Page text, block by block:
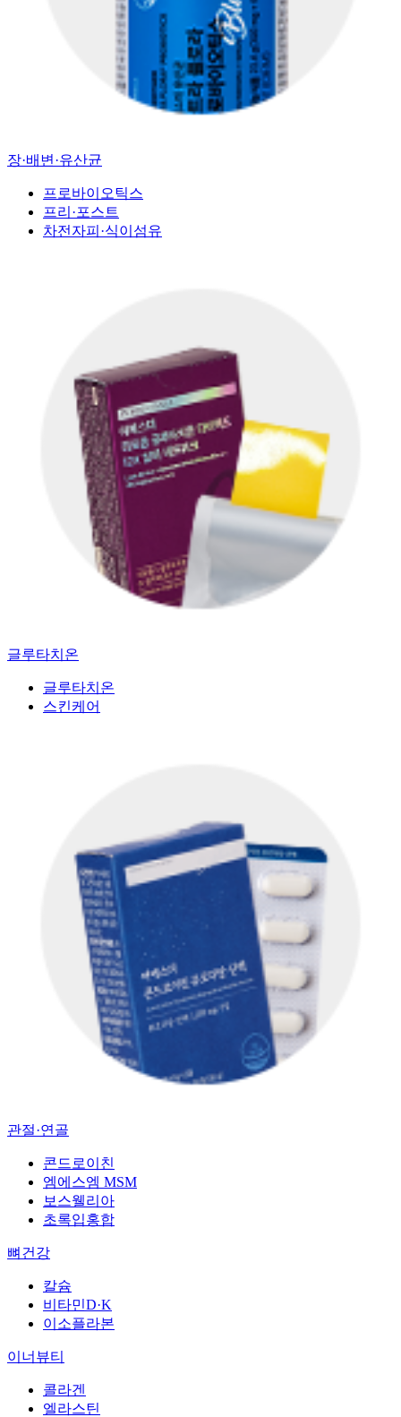
장·배변·유산균
프로바이오틱스
프리·포스트
차전자피·식이섬유
글루타치온
글루타치온
스킨케어
관절·연골
콘드로이친
엠에스엠 MSM
보스웰리아
초록입홍합
뼈건강
칼슘
비타민D·K
이소플라본
이너뷰티
콜라겐
엘라스틴